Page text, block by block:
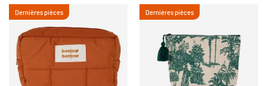
Dernières pièces Dernières pièces